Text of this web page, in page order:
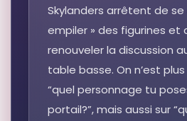
RÉSULTAT RAKUTEN
Ps3 Skylanders
Skylanders arrêtent de se
empiler » des figurines et
renouveler la discussion
table basse. On n’est
“quel personnage tu
portail?”, mais aussi sur